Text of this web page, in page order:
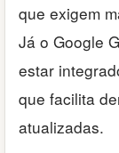
que exigem
Já o Google
estar
que facilita
atualizadas.